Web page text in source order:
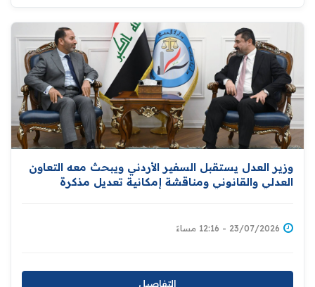
وزير العدل يستقبل السفير الأردني ويبحث معه التعاون
العدلي والقانوني ومناقشة إمكانية تعديل مذكرة
23/07/2026 - 12:16 مساءً
التفاصيل